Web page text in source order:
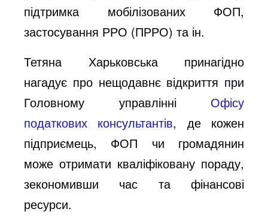
підтримка мобілізованих ФОП,
застосування РРО (ПРРО) та ін.
Тетяна Харьковська принагідно
нагадує про нещодавнє відкриття при
Головному управлінні Офісу
податкових консультантів, де кожен
підприємець, ФОП чи громадянин
може отримати кваліфіковану пораду,
зекономивши час та фінансові
ресурси.